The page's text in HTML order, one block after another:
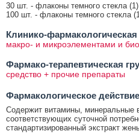
30 шт. - флаконы темного стекла (1)
100 шт. - флаконы темного стекла
Клинико-фармакологическая
макро- и микроэлементами и
Фармако-терапевтическая
средство + прочие препараты
Фармакологическое действие
Содержит витамины, минеральные
соответствующих суточной
стандартизированный экстракт